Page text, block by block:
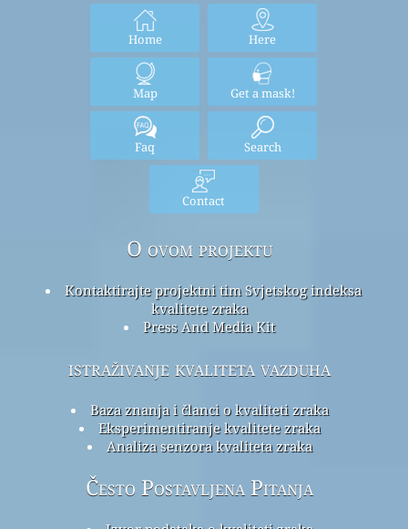
Home Here
Map Get a mask!
Faq Search
Contact
O ovom projektu
Kontaktirajte projektni tim Svjetskog indeksa
kvalitete zraka
Press And Media Kit
istraživanje kvaliteta vazduha
Baza znanja i članci o kvaliteti zraka
Eksperimentiranje kvalitete zraka
Analiza senzora kvaliteta zraka
Često Postavljena Pitanja